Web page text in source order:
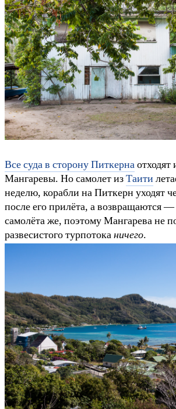
Все суда в сторону Питкернаотходят
Мангаревы. Но самолет изТаити
неделю, корабли на Питкерн уходят
после его прилёта, а возвращаются —
самолёта же, поэтому Мангарева не
развесистого турпотоканичего.